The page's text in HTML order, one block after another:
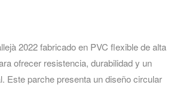
2022 fabricado en PVC flexible de alta
ofrecer resistencia, durabilidad y un
Este parche presenta un diseño circular